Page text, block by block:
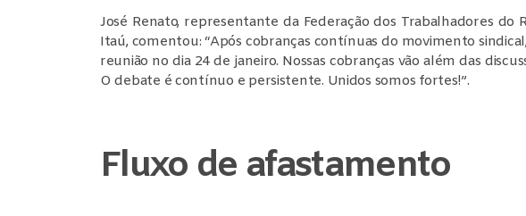
José Renato, representante da Federação dos Trabalhadores do
Itaú, comentou: “Após cobranças contínuas do movimento
reunião no dia 24 de janeiro. Nossas cobranças vão além das
O debate é contínuo e persistente. Unidos somos fortes!”.
Fluxo de afastamento